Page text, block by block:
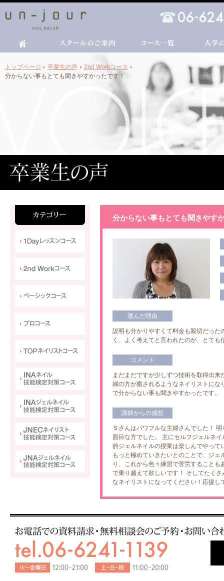
トップページ 卒業生の声
2nd Workコース
分からない事もとても聞きやすかったです！
分からない事もとても聞きやす
選んだ理由
説明も分かりやすくて料金も親切だっ
く、よく考えてと言われたのが、とても
コメント
まだまだですが少しずつ技術を取得出
婦の方が癒されるようなネイリストに
で分からない事も聞きやすかったです。
講師からの感想
Ｓさんはパワフルな主婦さんでした！
面目な方でした。 主にセルフジェルネ
的ジェルネイルの授業は楽しんでやっ
もっと極めていきたいとのことで、ジ
り、これから色々練習で苦労すること
で乗り越えて欲しいです！ そしてたく
なネイリストになってください！応援